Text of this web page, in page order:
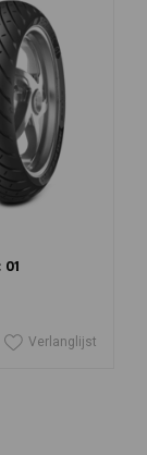
Verlanglijst